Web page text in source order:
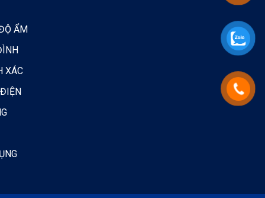
ẨM
XÁC